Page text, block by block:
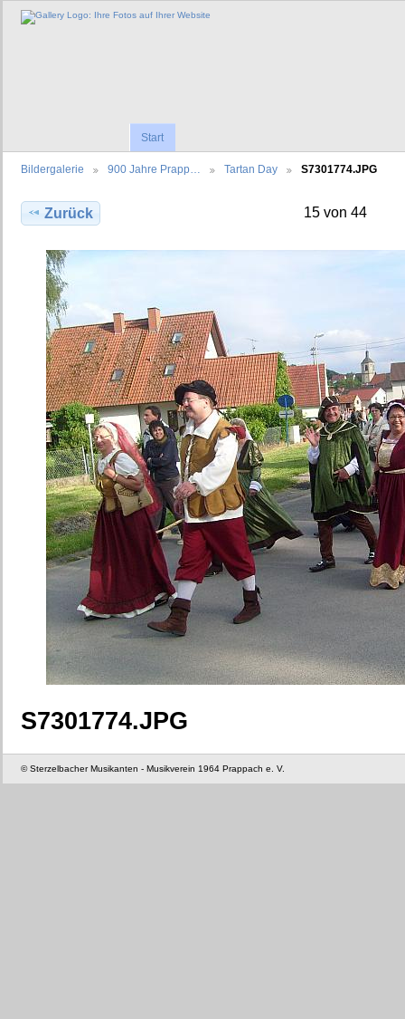
Start
Bildergalerie 900 Jahre Prapp… Tartan Day S7301774.JPG
Zurück 15 von 44
S7301774.JPG
© Sterzelbacher Musikanten - Musikverein 1964 Prappach e. V.